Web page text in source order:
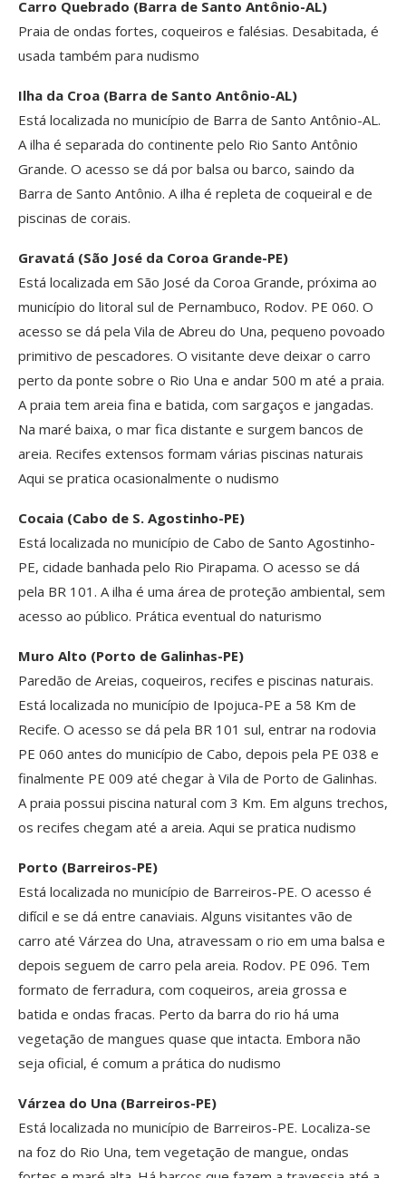
Carro Quebrado (Barra de Santo Antônio-AL)
Praia de ondas fortes, coqueiros e falésias. Desabitada, é
usada também para nudismo
Ilha da Croa (Barra de Santo Antônio-AL)
Está localizada no município de Barra de Santo Antônio-AL.
A ilha é separada do continente pelo Rio Santo Antônio
Grande. O acesso se dá por balsa ou barco, saindo da
Barra de Santo Antônio. A ilha é repleta de coqueiral e de
piscinas de corais.
Gravatá (São José da Coroa Grande-PE)
Está localizada em São José da Coroa Grande, próxima ao
município do litoral sul de Pernambuco, Rodov. PE 060. O
acesso se dá pela Vila de Abreu do Una, pequeno povoado
primitivo de pescadores. O visitante deve deixar o carro
perto da ponte sobre o Rio Una e andar 500 m até a praia.
A praia tem areia fina e batida, com sargaços e jangadas.
Na maré baixa, o mar fica distante e surgem bancos de
areia. Recifes extensos formam várias piscinas naturais
Aqui se pratica ocasionalmente o nudismo
Cocaia (Cabo de S. Agostinho-PE)
Está localizada no município de Cabo de Santo Agostinho-
PE, cidade banhada pelo Rio Pirapama. O acesso se dá
pela BR 101. A ilha é uma área de proteção ambiental, sem
acesso ao público. Prática eventual do naturismo
Muro Alto (Porto de Galinhas-PE)
Paredão de Areias, coqueiros, recifes e piscinas naturais.
Está localizada no município de Ipojuca-PE a 58 Km de
Recife. O acesso se dá pela BR 101 sul, entrar na rodovia
PE 060 antes do município de Cabo, depois pela PE 038 e
finalmente PE 009 até chegar à Vila de Porto de Galinhas.
A praia possui piscina natural com 3 Km. Em alguns trechos,
os recifes chegam até a areia. Aqui se pratica nudismo
Porto (Barreiros-PE)
Está localizada no município de Barreiros-PE. O acesso é
difícil e se dá entre canaviais. Alguns visitantes vão de
carro até Várzea do Una, atravessam o rio em uma balsa e
depois seguem de carro pela areia. Rodov. PE 096. Tem
formato de ferradura, com coqueiros, areia grossa e
batida e ondas fracas. Perto da barra do rio há uma
vegetação de mangues quase que intacta. Embora não
seja oficial, é comum a prática do nudismo
Várzea do Una (Barreiros-PE)
Está localizada no município de Barreiros-PE. Localiza-se
na foz do Rio Una, tem vegetação de mangue, ondas